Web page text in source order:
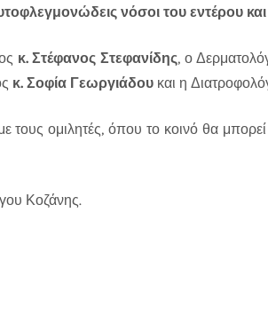
νόσοι του εντέρου
κ. Στέφανος Στεφανίδης, ο
κ. Σοφία Γεωργιάδου και η
τους ομιλητές, όπου το κοινό θα
Κοζάνης.